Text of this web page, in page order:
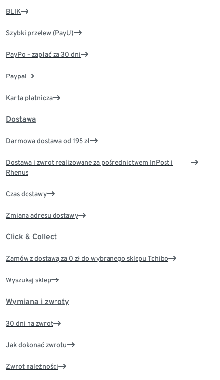
BLIK
Szybki przelew (PayU)
PayPo – zapłać za 30 dni
Paypal
Karta płatnicza
Dostawa
Darmowa dostawa od 195 zł
Dostawa i zwrot realizowane za pośrednictwem InPost i
Rhenus
Czas dostawy
Zmiana adresu dostawy
Click & Collect
Zamów z dostawą za 0 zł do wybranego sklepu Tchibo
Wyszukaj sklep
Wymiana i zwroty
30 dni na zwrot
Jak dokonać zwrotu
Zwrot należności